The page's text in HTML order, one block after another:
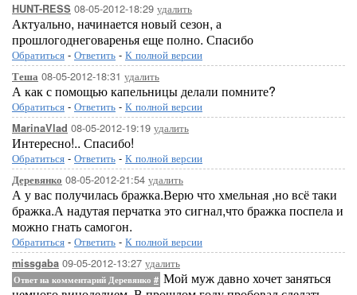
HUNT-RESS 08-05-2012-18:29 удалить
Актуально, начинается новый сезон, а
прошлогоднеговаренья еще полно. Спасибо
Обратиться - Ответить - К полной версии
Теша 08-05-2012-18:31 удалить
А как с помощью капельницы делали помните?
Обратиться - Ответить - К полной версии
MarinaVlad 08-05-2012-19:19 удалить
Интересно!.. Спасибо!
Обратиться - Ответить - К полной версии
Деревянко 08-05-2012-21:54 удалить
А у вас получилась бражка.Верю что хмельная ,но всё таки
бражка.А надутая перчатка это сигнал,что бражка поспела и
можно гнать самогон.
Обратиться - Ответить - К полной версии
missgaba 09-05-2012-13:27 удалить
Ответ на комментарий Деревянко # Мой муж давно хочет заняться